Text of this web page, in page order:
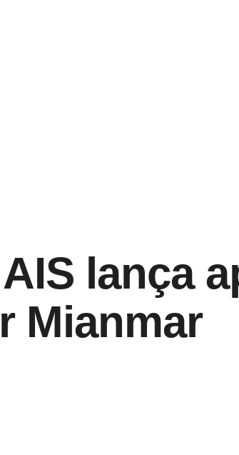
lança
Mianmar